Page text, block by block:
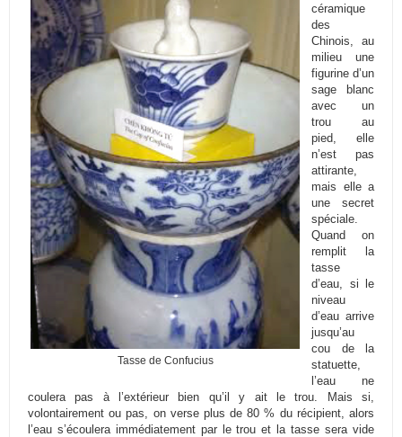
Tasse de Confucius
céramique
des
Chinois, au
milieu une
figurine d’un
sage blanc
avec un
trou au
pied, elle
n’est pas
attirante,
mais elle a
une secret
spéciale.
Quand on
remplit la
tasse
d’eau, si le
niveau
d’eau arrive
jusqu’au
cou de la
statuette,
l’eau ne
coulera pas à l’extérieur bien qu’il y ait le trou. Mais si,
volontairement ou pas, on verse plus de 80 % du récipient, alors
l’eau s’écoulera immédiatement par le trou et la tasse sera vide